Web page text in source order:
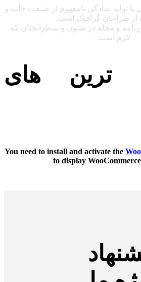
با تولید سادگی نامفهوم از صنعت چاپ و
از طراحان گرافیک است.
و مجله در ستون و سطرآنچنان که
لازم است.
ترین های
You need to install and activate the
to display